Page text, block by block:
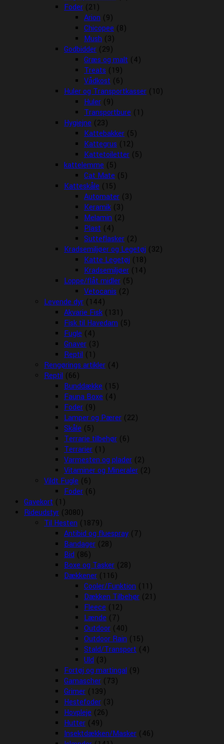
Foder (21)
Arion (9)
Chicopee (8)
Mush (3)
Godbidder (29)
Græs og malt (4)
Treats (19)
Vådkost (6)
Huler og Transportkasser (10)
Huler (9)
Transportbure (1)
Hygiejne (23)
Kattebakker (5)
Kattegrus (12)
Kattetoiletter (5)
kattelemme (5)
Cat Mate (5)
Katteskåle (15)
Automater (3)
Keramik (3)
Melamin (2)
Plast (4)
Sutteflasker (2)
Kradsemiljøer og Legetøj (32)
Katte Legetøj (18)
Kradsemiljøer (14)
Loppe/flåt midler (5)
Vetocanis (2)
Levende dyr (144)
Akvarie Fisk (131)
Fisk til Havedam (5)
Fugle (4)
Gnaver (3)
Reptil (1)
Rengørings artikler (4)
Reptil (66)
Bunddække (15)
Fauna Boxe (4)
Foder (9)
Lamper og Pærer (22)
Skåle (5)
Terrarie tilbehør (6)
Terrarier (1)
Varmesten og plader (2)
Vitaminer og Mineraler (2)
Vildt Fugle (6)
Foder (6)
Gavekort (1)
Rideudstyr (3080)
Til Hesten (1879)
Antibid og fluespray (7)
Bandager (28)
Bid (86)
Boxe og Tasker (28)
Dækkener (116)
Cooler/Funktion (11)
Dækken Tilbehør (21)
Fleece (12)
Lænde (7)
Outdoor (40)
Outdoor Rain (15)
Stald/Transport (4)
Uld (3)
Fortøj og martingal (9)
Gamascher (73)
Grimer (139)
Hestefoder (3)
Hovpleje (26)
Hutter (49)
Insektdækken/Masker (46)